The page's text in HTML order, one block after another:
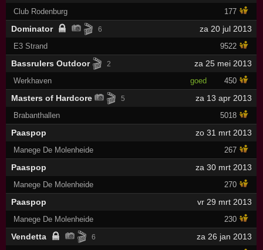
Club Rodenburg 177
Dominator 🎬 6 za 20 jul 2013
E3 Strand 9522
Bassrulers Outdoor 🎬 2 za 25 mei 2013
Werkhaven goed 450
Masters of Hardcore 🎬 5 za 13 apr 2013
Brabanthallen 5018
Paaspop zo 31 mrt 2013
Manege De Molenheide 267
Paaspop za 30 mrt 2013
Manege De Molenheide 270
Paaspop vr 29 mrt 2013
Manege De Molenheide 230
Vendetta 🎬 6 za 26 jan 2013